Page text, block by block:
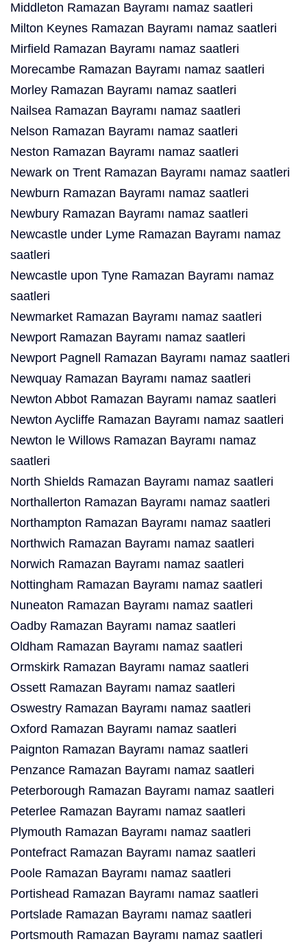
Middleton Ramazan Bayramı namaz saatleri
Milton Keynes Ramazan Bayramı namaz saatleri
Mirfield Ramazan Bayramı namaz saatleri
Morecambe Ramazan Bayramı namaz saatleri
Morley Ramazan Bayramı namaz saatleri
Nailsea Ramazan Bayramı namaz saatleri
Nelson Ramazan Bayramı namaz saatleri
Neston Ramazan Bayramı namaz saatleri
Newark on Trent Ramazan Bayramı namaz saatleri
Newburn Ramazan Bayramı namaz saatleri
Newbury Ramazan Bayramı namaz saatleri
Newcastle under Lyme Ramazan Bayramı namaz
saatleri
Newcastle upon Tyne Ramazan Bayramı namaz
saatleri
Newmarket Ramazan Bayramı namaz saatleri
Newport Ramazan Bayramı namaz saatleri
Newport Pagnell Ramazan Bayramı namaz saatleri
Newquay Ramazan Bayramı namaz saatleri
Newton Abbot Ramazan Bayramı namaz saatleri
Newton Aycliffe Ramazan Bayramı namaz saatleri
Newton le Willows Ramazan Bayramı namaz
saatleri
North Shields Ramazan Bayramı namaz saatleri
Northallerton Ramazan Bayramı namaz saatleri
Northampton Ramazan Bayramı namaz saatleri
Northwich Ramazan Bayramı namaz saatleri
Norwich Ramazan Bayramı namaz saatleri
Nottingham Ramazan Bayramı namaz saatleri
Nuneaton Ramazan Bayramı namaz saatleri
Oadby Ramazan Bayramı namaz saatleri
Oldham Ramazan Bayramı namaz saatleri
Ormskirk Ramazan Bayramı namaz saatleri
Ossett Ramazan Bayramı namaz saatleri
Oswestry Ramazan Bayramı namaz saatleri
Oxford Ramazan Bayramı namaz saatleri
Paignton Ramazan Bayramı namaz saatleri
Penzance Ramazan Bayramı namaz saatleri
Peterborough Ramazan Bayramı namaz saatleri
Peterlee Ramazan Bayramı namaz saatleri
Plymouth Ramazan Bayramı namaz saatleri
Pontefract Ramazan Bayramı namaz saatleri
Poole Ramazan Bayramı namaz saatleri
Portishead Ramazan Bayramı namaz saatleri
Portslade Ramazan Bayramı namaz saatleri
Portsmouth Ramazan Bayramı namaz saatleri